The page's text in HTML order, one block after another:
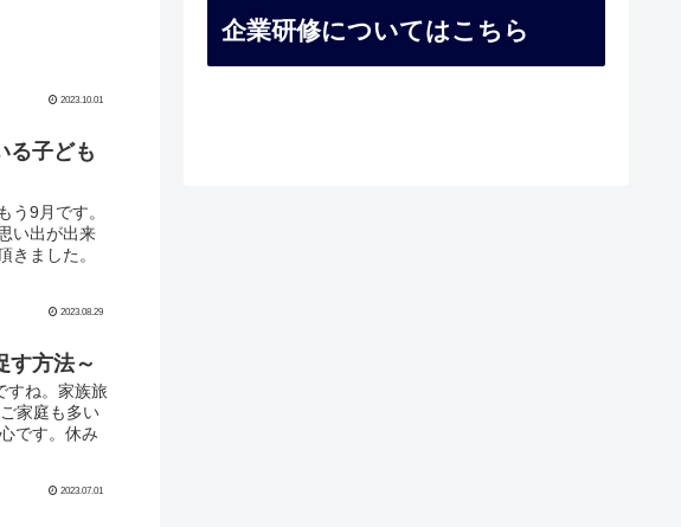
2023.10.01
る子ども
う9月です。
い出が出来
きました。
2023.08.29
す方法～
すね。家族旅
家庭も多い
です。休み
2023.07.01
企業研修についてはこちら